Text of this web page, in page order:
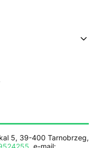
5, 39-400 Tarnobrzeg,
, e-mail: